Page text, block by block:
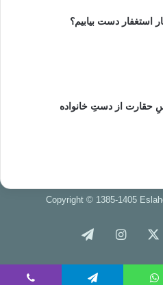
استغفار دست بیابیم؟
حقارت از دستِ خانواده
Copyright © 1385-1405
اینستاگرام